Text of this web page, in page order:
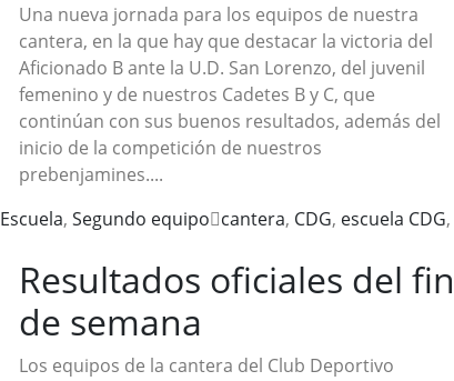
Una nueva jornada para los equipos de nuestra
cantera, en la que hay que destacar la victoria del
Aficionado B ante la U.D. San Lorenzo, del juvenil
femenino y de nuestros Cadetes B y C, que
continúan con sus buenos resultados, además del
inicio de la competición de nuestros
prebenjamines....
Escuela, Segundo equipo cantera, CDG, escuela CDG,
Resultados oficiales del fin
de semana
Los equipos de la cantera del Club Deportivo